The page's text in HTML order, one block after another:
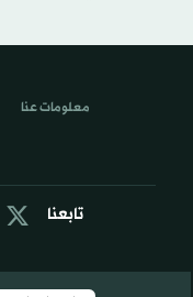
تابعنا
معلومات عنا